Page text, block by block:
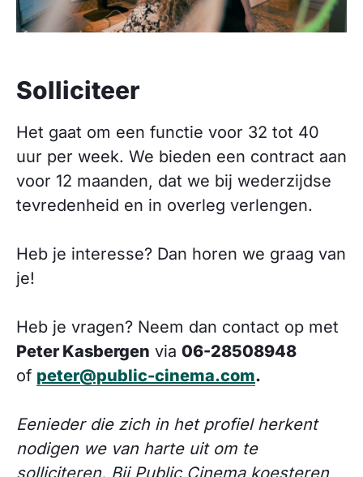
Solliciteer
Het gaat om een functie voor 32 tot 40
uur per week. We bieden een contract aan
voor 12 maanden, dat we bij wederzijdse
tevredenheid en in overleg verlengen.
Heb je interesse? Dan horen we graag van
je!
Heb je vragen? Neem dan contact op met
Peter Kasbergen via 06-28508948
of peter@public-cinema.com.
Eenieder die zich in het profiel herkent
nodigen we van harte uit om te
solliciteren. Bij Public Cinema koesteren